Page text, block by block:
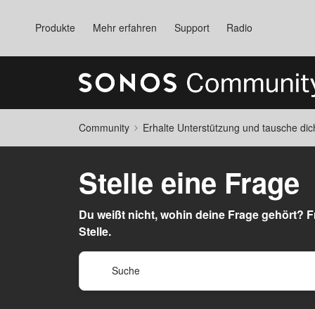
Produkte Mehr erfahren Support Radio
Community Erhalte Unterstützung und tausche
Stelle eine Frage
Du weißt nicht, wohin deine Frage gehört?
Stelle.